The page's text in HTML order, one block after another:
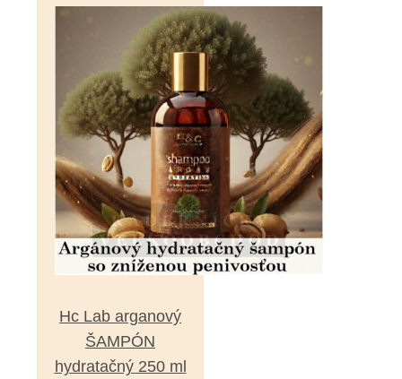
Hc Lab arganový
ŠAMPÓN
hydratačný 250 ml